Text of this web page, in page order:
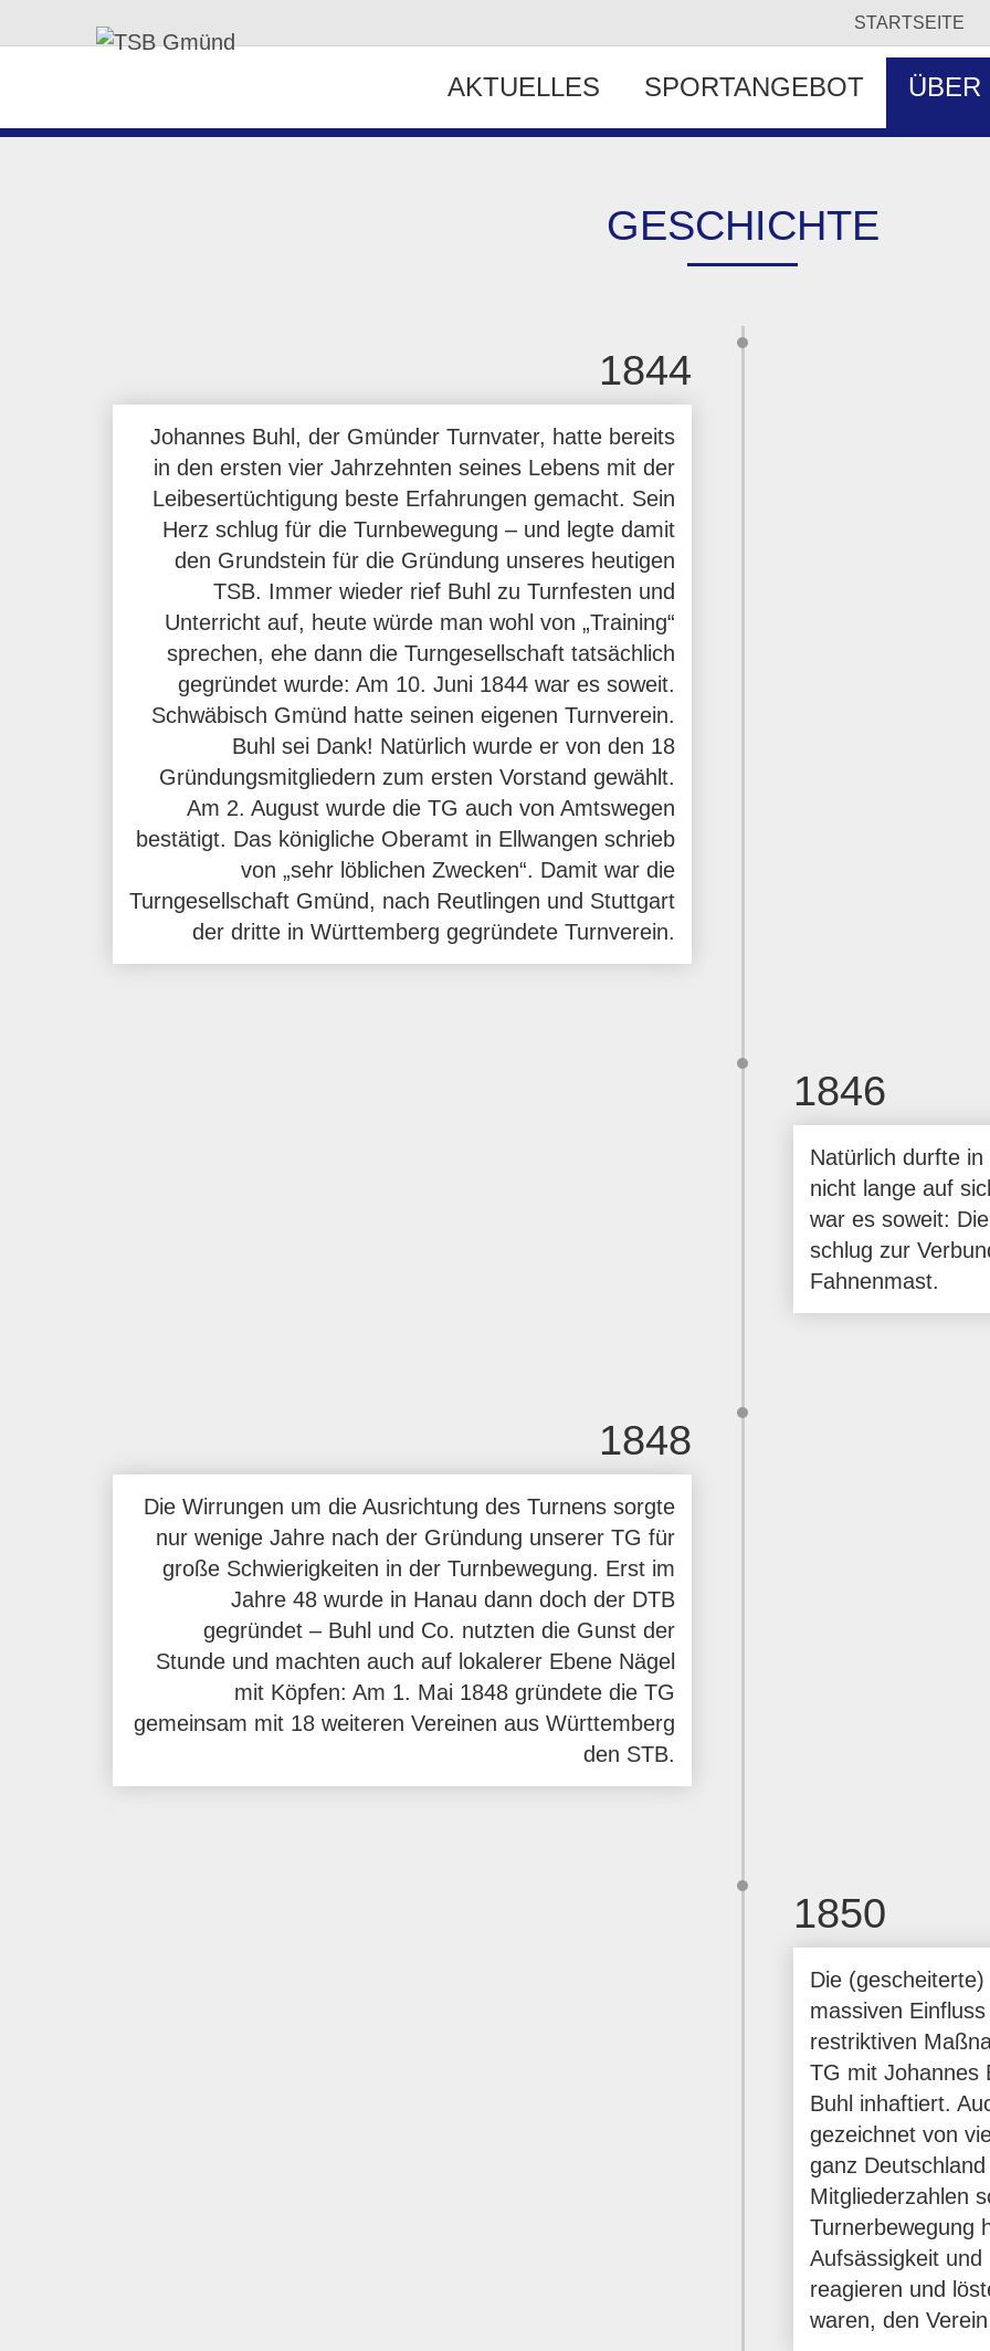
STARTSEITE
AKTUELLES SPORTANGEBOT ÜBER
GESCHICHTE
1844
Johannes Buhl, der Gmünder Turnvater, hatte bereits
in den ersten vier Jahrzehnten seines Lebens mit der
Leibesertüchtigung beste Erfahrungen gemacht. Sein
Herz schlug für die Turnbewegung – und legte damit
den Grundstein für die Gründung unseres heutigen
TSB. Immer wieder rief Buhl zu Turnfesten und
Unterricht auf, heute würde man wohl von „Training“
sprechen, ehe dann die Turngesellschaft tatsächlich
gegründet wurde: Am 10. Juni 1844 war es soweit.
Schwäbisch Gmünd hatte seinen eigenen Turnverein.
Buhl sei Dank! Natürlich wurde er von den 18
Gründungsmitgliedern zum ersten Vorstand gewählt.
Am 2. August wurde die TG auch von Amtswegen
bestätigt. Das königliche Oberamt in Ellwangen schrieb
von „sehr löblichen Zwecken“. Damit war die
Turngesellschaft Gmünd, nach Reutlingen und Stuttgart
der dritte in Württemberg gegründete Turnverein.
1846
Natürlich durfte
nicht lange auf
war es soweit:
schlug zur
Fahnenmast.
1848
Die Wirrungen um die Ausrichtung des Turnens sorgte
nur wenige Jahre nach der Gründung unserer TG für
große Schwierigkeiten in der Turnbewegung. Erst im
Jahre 48 wurde in Hanau dann doch der DTB
gegründet – Buhl und Co. nutzten die Gunst der
Stunde und machten auch auf lokalerer Ebene Nägel
mit Köpfen: Am 1. Mai 1848 gründete die TG
gemeinsam mit 18 weiteren Vereinen aus Württemberg
den STB.
1850
Die
massiven
restriktiven
TG mit Johannes
Buhl inhaftiert.
gezeichnet von
ganz
Mitgliederzahlen
Turnerbewegung
Aufsässigkeit
reagieren und
waren, den